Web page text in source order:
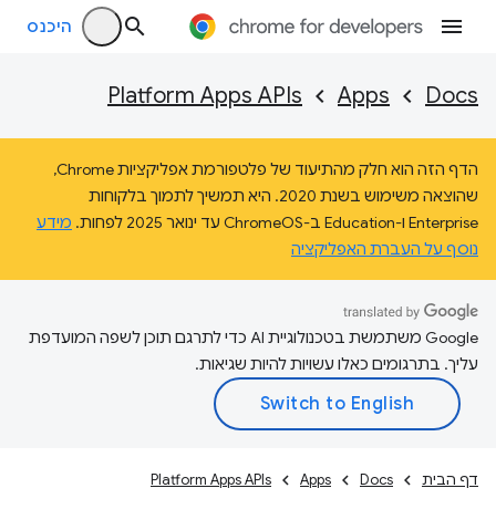
היכנס
Docs
Apps
Platform Apps APIs
הדף הזה הוא חלק מהתיעוד של פלטפורמת אפליקציות Chrome,
שהוצאה משימוש בשנת 2020. היא תמשיך לתמוך בלקוחות
Enterprise ו-Education ב-ChromeOS עד ינואר 2025 לפחות.
מידע
נוסף על העברת האפליקציה
‫Google משתמשת בטכנולוגיית AI כדי לתרגם תוכן לשפה המועדפת
עליך. בתרגומים כאלו עשויות להיות שגיאות.
דף הבית Docs
Apps
Platform Apps APIs